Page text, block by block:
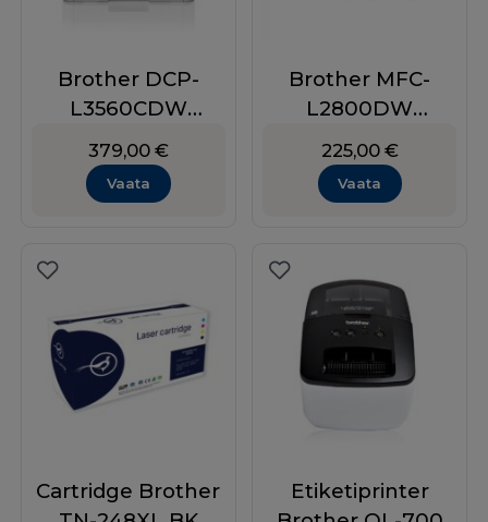
Brother DCP-
L3560CDW
värviline
laserprinter/
skanner/ koopia
379,00 €
Vaata
Brother MFC-
L2800DW
Printer/skänner/k
oopia/faks/WiFi
225,00 €
Vaata
Cartridge Brother
Etiketiprinter